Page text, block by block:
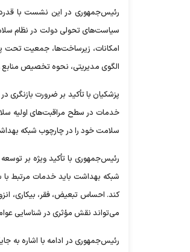
رئیس‌جمهوری در این نشست با
سیاست‌های تحولی دولت در نظام
امکانات، زیرساخت‌ها، جمعیت تحت
الگوی مدیریتی، نحوه تخصیص منابع
پزشکیان با تأکید بر ضرورت
خدمات در سطح مراقبت‌های اولیه
سلامت خود را در چارچوب شبکه
رئیس‌جمهوری با تأکید ویژه بر
شبکه بهداشت باید خدمات مرتبط با
کند. احساس تبعیض، فقر، بیکاری،
می‌تواند نقش مؤثری در شناسایی
رئیس‌جمهوری در ادامه با اشاره به